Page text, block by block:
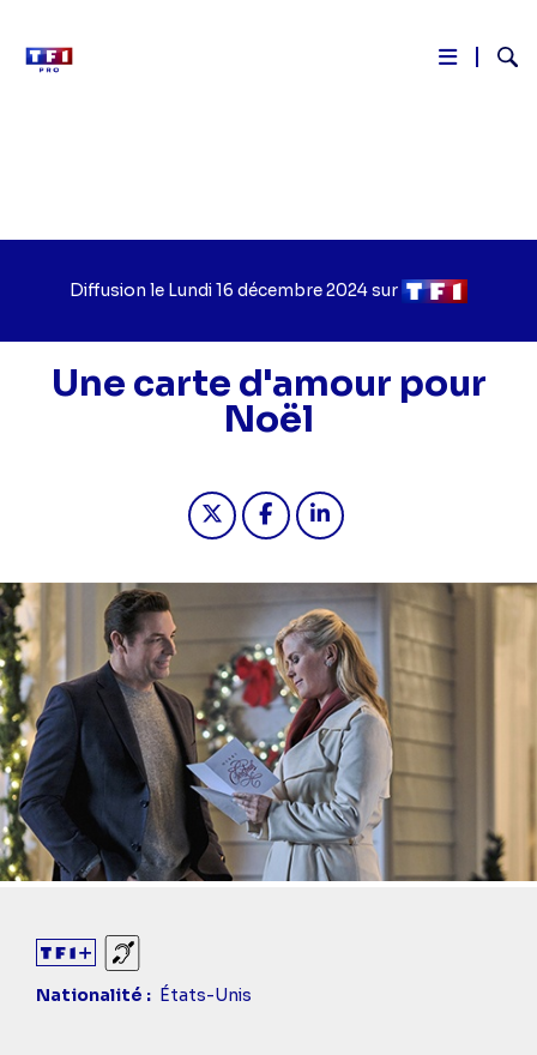
Diffusion le Jour
diffusion
Lundi 16 décembre 2024sur Chaîne
diffusion
Une carte d'amour pour
Noël
Partager "2024-12-16 15:50 -
Partager "2024-12-16
Sourds et malentendants
Nationalité
États-Unis